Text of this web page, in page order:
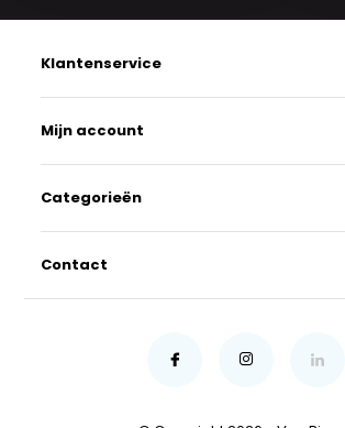
Klantenservice
Mijn account
Categorieën
Contact